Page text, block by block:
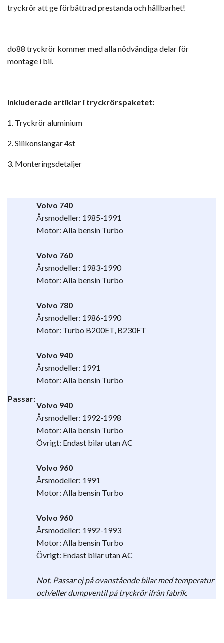
tryckrör att ge förbättrad prestanda och hållbarhet!
do88 tryckrör kommer med alla nödvändiga delar för
montage i bil.
Inkluderade artiklar i tryckrörspaketet:
1. Tryckrör aluminium
2. Silikonslangar 4st
3. Monteringsdetaljer
Passar:
Volvo 740
Årsmodeller: 1985-1991
Motor: Alla bensin Turbo
Volvo 760
Årsmodeller: 1983-1990
Motor: Alla bensin Turbo
Volvo 780
Årsmodeller: 1986-1990
Motor: Turbo B200ET, B230FT
Volvo 940
Årsmodeller: 1991
Motor: Alla bensin Turbo
Volvo 940
Årsmodeller: 1992-1998
Motor: Alla bensin Turbo
Övrigt: Endast bilar utan AC
Volvo 960
Årsmodeller: 1991
Motor: Alla bensin Turbo
Volvo 960
Årsmodeller: 1992-1993
Motor: Alla bensin Turbo
Övrigt: Endast bilar utan AC
Not. Passar ej på ovanstående bilar med temperatur
och/eller dumpventil på tryckrör ifrån fabrik.